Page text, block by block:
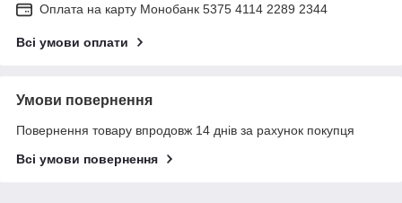
Оплата на карту Монобанк 5375 4114 2289 2344
Всі умови оплати
Умови повернення
Повернення товару впродовж 14 днів за рахунок покупця
Всі умови повернення